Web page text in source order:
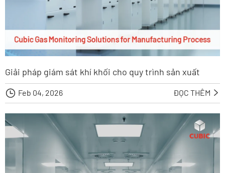
Giải pháp giám sát khí khối cho quy trình sản xuất
 Feb 04, 2026 ĐỌC THÊM 